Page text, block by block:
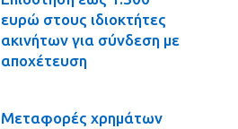
ευρώ στους ιδιοκτήτες
ακινήτων για σύνδεση με
αποχέτευση
Μεταφορές χρημάτων